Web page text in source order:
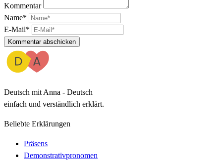
Kommentar
Name*
E-Mail*
Kommentar abschicken
Deutsch mit Anna - Deutsch
einfach und verständlich erklärt.
Beliebte Erklärungen
Präsens
Demonstrativpronomen